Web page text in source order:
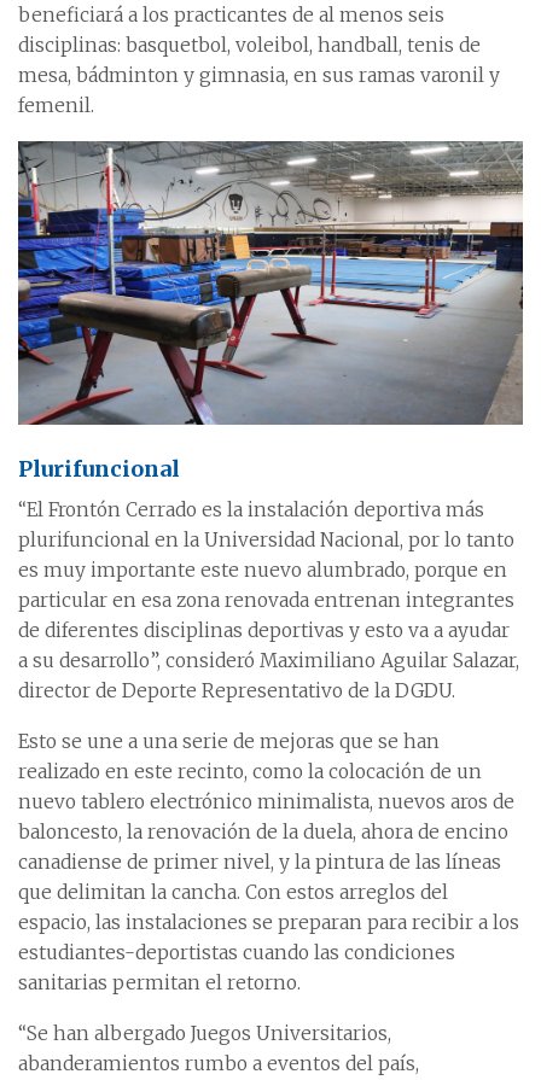
beneficiará a los practicantes de al menos seis
disciplinas: basquetbol, voleibol, handball, tenis de
mesa, bádminton y gimnasia, en sus ramas varonil y
femenil.
Plurifuncional
“El Frontón Cerrado es la instalación deportiva más
plurifuncional en la Universidad Nacional, por lo tanto
es muy importante este nuevo alumbrado, porque en
particular en esa zona renovada entrenan integrantes
de diferentes disciplinas deportivas y esto va a ayudar
a su desarrollo”, consideró Maximiliano Aguilar Salazar,
director de Deporte Representativo de la DGDU.
Esto se une a una serie de mejoras que se han
realizado en este recinto, como la colocación de un
nuevo tablero electrónico minimalista, nuevos aros de
baloncesto, la renovación de la duela, ahora de encino
canadiense de primer nivel, y la pintura de las líneas
que delimitan la cancha. Con estos arreglos del
espacio, las instalaciones se preparan para recibir a los
estudiantes-deportistas cuando las condiciones
sanitarias permitan el retorno.
“Se han albergado Juegos Universitarios,
abanderamientos rumbo a eventos del país,